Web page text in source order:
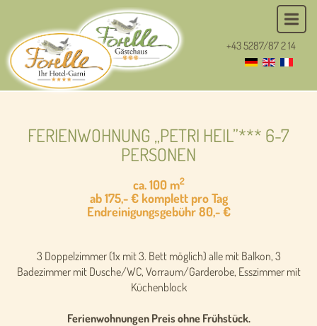
+43 5287/87 2 14
FERIENWOHNUNG „PETRI HEIL”*** 6-7
PERSONEN
ca. 100 m2
ab 175,- € komplett pro Tag
Endreinigungsgebühr 80,- €
3 Doppelzimmer (1x mit 3. Bett möglich) alle mit Balkon, 3
Badezimmer mit Dusche/WC, Vorraum/Garderobe, Esszimmer mit
Küchenblock
Ferienwohnungen Preis ohne Frühstück.